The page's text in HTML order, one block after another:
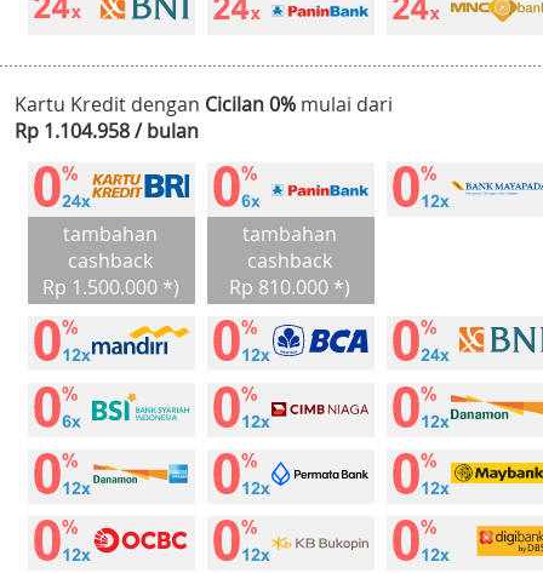
Kartu Kredit dengan Cicilan 0% mulai dari
Rp 1.104.958 / bulan
tambahan
cashback
Rp 1.500.000 *)
tambahan
cashback
Rp 810.000 *)